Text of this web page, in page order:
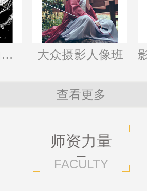
淘宝短视频拍摄班 大众摄影人像班
查看更多
师资力量
FACULTY